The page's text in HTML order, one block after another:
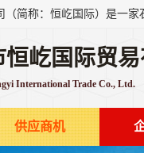
恒屹国际贸
International Trade Co., Ltd.
供应商机